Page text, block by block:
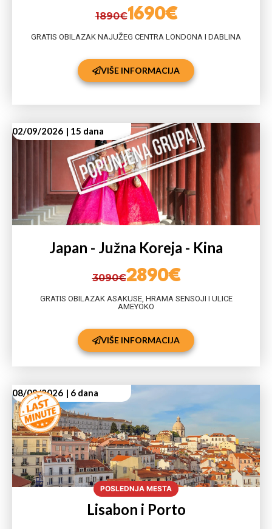
1890€1690€
GRATIS OBILAZAK NAJUŽEG CENTRA LONDONA I DABLINA
VIŠE INFORMACIJA
02/09/2026 | 15 dana
Japan - Južna Koreja - Kina
3090€2890€
GRATIS OBILAZAK ASAKUSE, HRAMA SENSOJI I ULICE
AMEYOKO
VIŠE INFORMACIJA
08/09/2026 | 6 dana
POSLEDNJA MESTA
Lisabon i Porto